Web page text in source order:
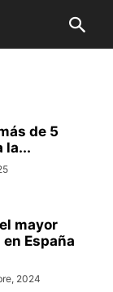
de 5
la...
mayor
España
2024